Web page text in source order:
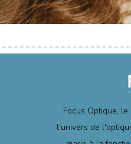
Focus Optique,
l'univers de